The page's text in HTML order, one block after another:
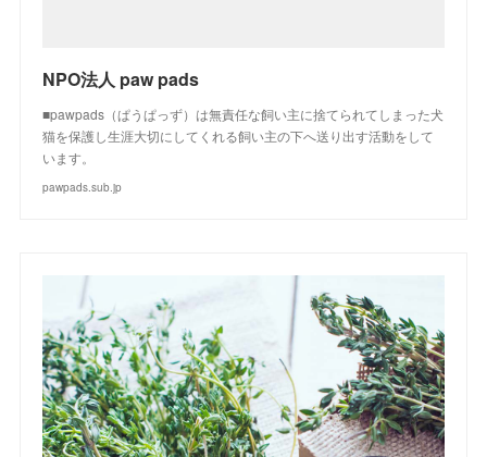
NPO法人 paw pads
■pawpads（ぱうぱっず）は無責任な飼い主に捨てられてしまった犬
猫を保護し生涯大切にしてくれる飼い主の下へ送り出す活動をして
います。
pawpads.sub.jp